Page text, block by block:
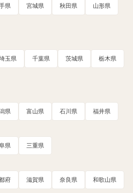
県 宮城県 秋田県 山形県
玉県 千葉県 茨城県 栃木県
県 富山県 石川県 福井県
県 三重県
府 滋賀県 奈良県 和歌山県